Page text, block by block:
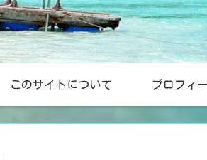
このサイトについて プロフィ